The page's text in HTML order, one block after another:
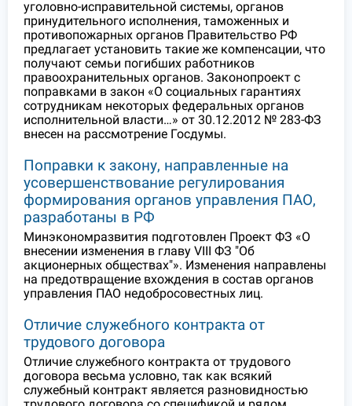
уголовно-исправительной системы, органов
принудительного исполнения, таможенных и
противопожарных органов Правительство РФ
предлагает установить такие же компенсации, что
получают семьи погибших работников
правоохранительных органов. Законопроект с
поправками в закон «О социальных гарантиях
сотрудникам некоторых федеральных органов
исполнительной власти…» от 30.12.2012 № 283-ФЗ
внесен на рассмотрение Госдумы.
Поправки к закону, направленные на
усовершенствование регулирования
формирования органов управления ПАО,
разработаны в РФ
Минэкономразвития подготовлен Проект ФЗ «О
внесении изменения в главу VIII ФЗ "Об
акционерных обществах"». Изменения направлены
на предотвращение вхождения в состав органов
управления ПАО недобросовестных лиц.
Отличие служебного контракта от
трудового договора
Отличие служебного контракта от трудового
договора весьма условно, так как всякий
служебный контракт является разновидностью